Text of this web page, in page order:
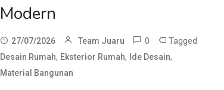
Modern
27/07/2026 Team Juaru 0 Tagged
Desain Rumah, Eksterior Rumah, Ide Desain,
Material Bangunan